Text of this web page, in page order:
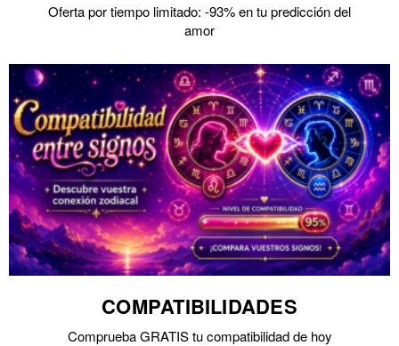
Oferta por tiempo limitado: -93% en tu predicción del
amor
COMPATIBILIDADES
Comprueba GRATIS tu compatibilidad de hoy